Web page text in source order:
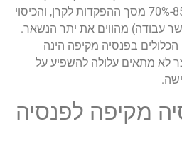
חיסכון לפנסיה מהווה כ-85%-70% מסך ההפקדות לקרן, והכיסוי
עבודה) מהווים את יתר הנשאר.
בפנסיה מקיפה הינה
לא מתאים עלולה להשפיע על
מקיפה לפנסיה